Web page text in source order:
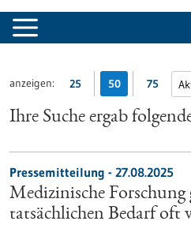
anzeigen: 25 50 75
Ihre Suche ergab
Pressemitteilung - 27.08.2025
Medizinische Forschung
tatsächlichen Bedarf oft